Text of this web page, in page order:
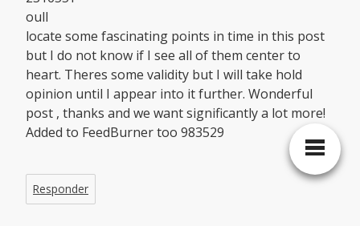
oull
locate some fascinating points in time in this post
but I do not know if I see all of them center to
heart. Theres some validity but I will take hold
opinion until I appear into it further. Wonderful
post , thanks and we want significantly a lot more!
Added to FeedBurner too 983529
Responder